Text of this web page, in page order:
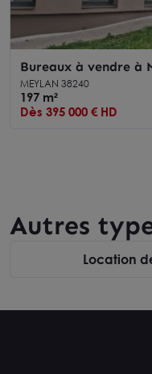
Bureaux à vendre à
parkings et garages
MEYLAN 38240
197 m²
Dès 395 000 € HD
Autres
Location